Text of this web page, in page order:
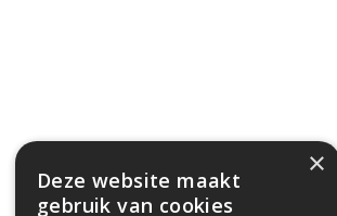
×
Deze website maakt
gebruik van cookies